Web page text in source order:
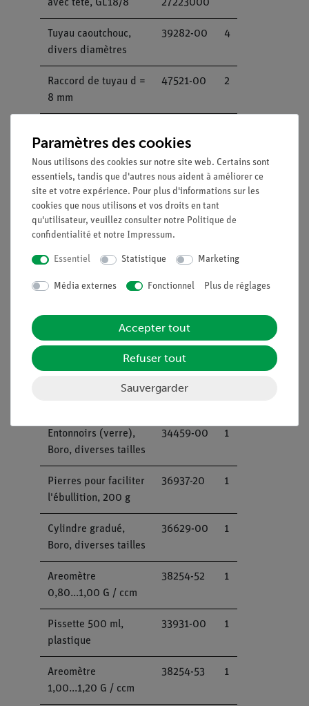
avec tête, GL18/8 27223000
Tuyau caoutchouc,
divers diamètres
39282-00 4
Raccord de tuyau d =
8 mm
47521-00 2
diam 8-16 mm, 1
pièce
Collier de serrage
pour tuyau de
diamètre 12-20 mm
40995-00 1
Chauffe-ballon pour
49542-93 1
puissance, 230 V,
avec modulateur de
32286-93
Entonnoirs (verre),
Boro, diverses tailles
34459-00 1
Pierres pour faciliter
l'ébullition, 200 g
36937-20 1
Cylindre gradué,
Boro, diverses tailles
36629-00 1
Areomètre
0,80...1,00 G / ccm
38254-52 1
Pissette 500 ml,
plastique
33931-00 1
Areomètre
1,00...1,20 G / ccm
38254-53 1
Paramètres des cookies
Nous utilisons des cookies sur notre site web. Certains sont
essentiels, tandis que d'autres nous aident à améliorer ce
site et votre expérience. Pour plus d'informations sur les
cookies que nous utilisons et vos droits en tant
qu'utilisateur, veuillez consulter notre Politique de
confidentialité et notre Impressum.
Essentiel Statistique Marketing
Média externes Fonctionnel Plus de réglages
Accepter tout
Refuser tout
Sauvergarder